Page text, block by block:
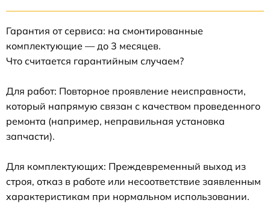
Гарантия от сервиса: на смонтированные
комплектующие — до 3 месяцев.
Что считается гарантийным случаем?
Для работ: Повторное проявление неисправности,
который напрямую связан с качеством проведенного
ремонта (например, неправильная установка
запчасти).
Для комплектующих: Преждевременный выход из
строя, отказ в работе или несоответствие заявленным
характеристикам при нормальном использовании.